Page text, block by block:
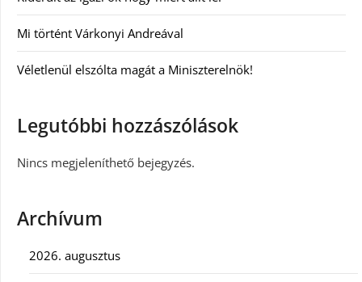
Mi történt Várkonyi Andreával
Véletlenül elszólta magát a Miniszterelnök!
Legutóbbi hozzászólások
Nincs megjeleníthető bejegyzés.
Archívum
2026. augusztus